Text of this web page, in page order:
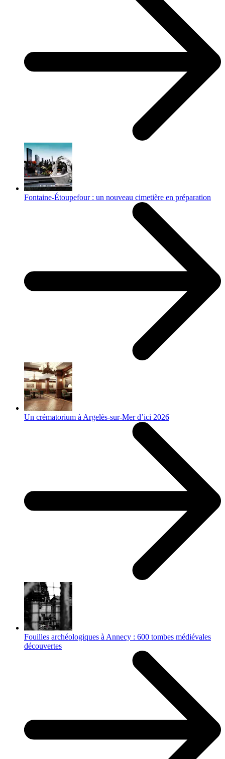
Fontaine-Étoupefour : un nouveau cimetière en préparation
Un crématorium à Argelès-sur-Mer d’ici 2026
Fouilles archéologiques à Annecy : 600 tombes médiévales
découvertes